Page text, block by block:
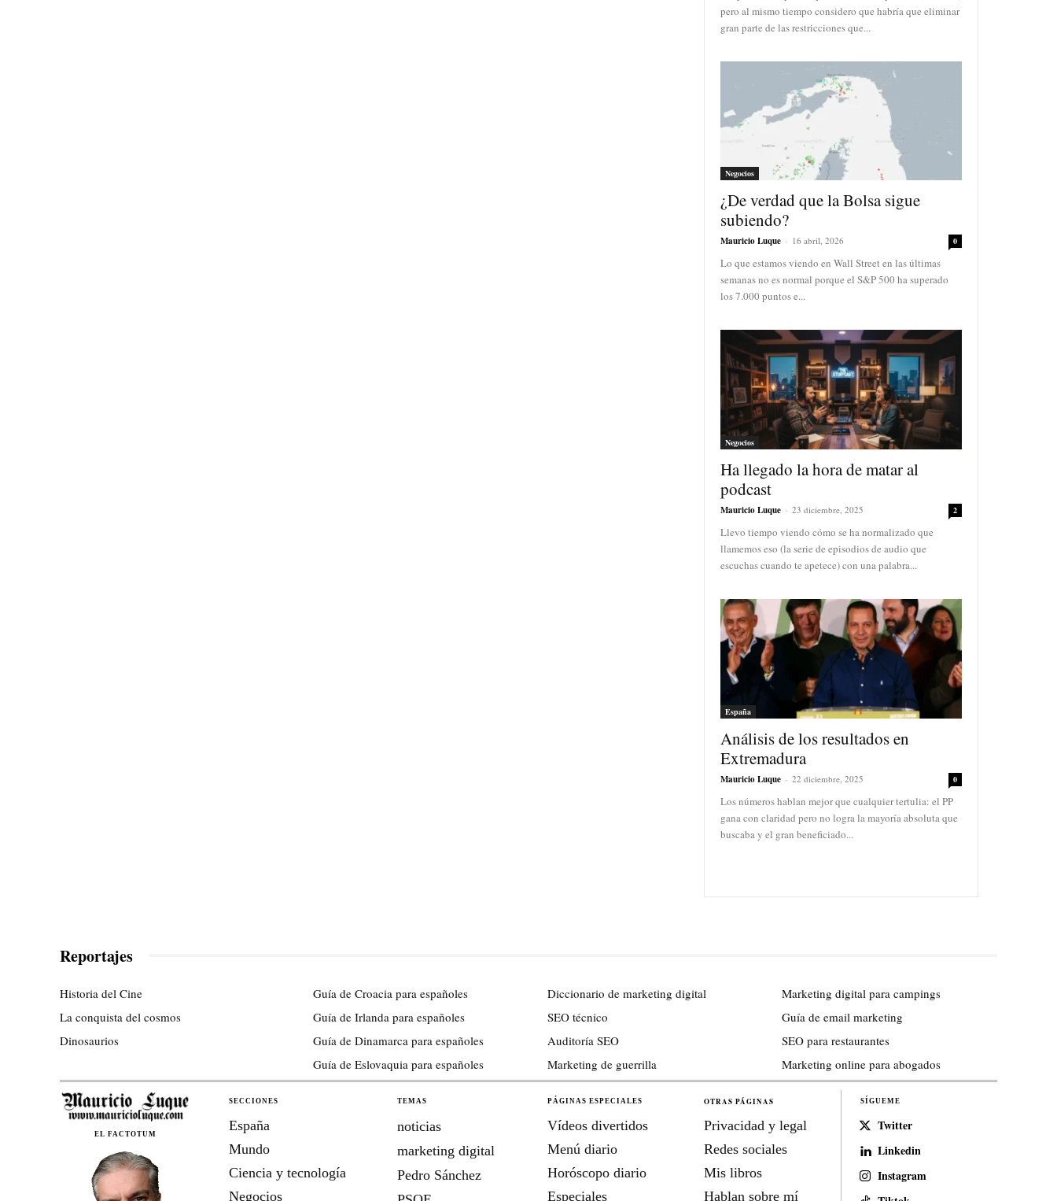
pero al mismo tiempo considero que habría que eliminar
gran parte de las restricciones que...
Negocios
¿De verdad que la Bolsa sigue
subiendo?
Mauricio Luque - 16 abril, 2026 0
Lo que estamos viendo en Wall Street en las últimas
semanas no es normal porque el S&P 500 ha superado
los 7.000 puntos e...
Negocios
Ha llegado la hora de matar al
podcast
Mauricio Luque - 23 diciembre, 2025 2
Llevo tiempo viendo cómo se ha normalizado que
llamemos eso (la serie de episodios de audio que
escuchas cuando te apetece) con una palabra...
España
Análisis de los resultados en
Extremadura
Mauricio Luque - 22 diciembre, 2025 0
Los números hablan mejor que cualquier tertulia: el PP
gana con claridad pero no logra la mayoría absoluta que
buscaba y el gran beneficiado...
Reportajes
Historia del Cine
La conquista del cosmos
Dinosaurios
Guía de Croacia para españoles
Guía de Irlanda para españoles
Guía de Dinamarca para españoles
Guía de Eslovaquia para españoles
Diccionario de marketing digital
SEO técnico
Auditoría SEO
Marketing de guerrilla
Marketing digital para campings
Guía de email marketing
SEO para restaurantes
Marketing online para abogados
EL FACTOTUM
SECCIONES
España
Mundo
Ciencia y tecnología
Negocios
TEMAS
noticias
marketing digital
Pedro Sánchez
PÁGINAS ESPECIALES
Vídeos divertidos
Menú diario
Horóscopo diario
Especiales
OTRAS PÁGINAS
Privacidad y legal
Redes sociales
Mis libros
Hablan sobre mí
SÍGUEME
Twitter
Linkedin
Instagram